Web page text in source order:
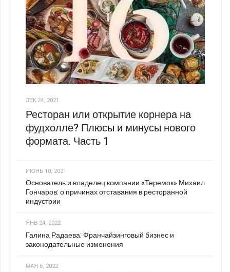
ДЕК 24, 2021
Ресторан или открытие корнера на
фудхолле? Плюсы и минусы нового
формата. Часть 1
ИЮНЬ 10, 2021
Основатель и владелец компании «Теремок» Михаил
Гончаров: о причинах отставания в ресторанной
индустрии
ЯНВ 24, 2022
Галина Радаева: Франчайзинговый бизнес и
законодательные изменения
МАЯ 6, 2022